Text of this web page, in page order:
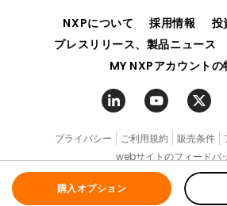
購入オプション
NXPについて 採用情報
投
プレスリリース、製品ニュース
MY NXPアカウントの
プライバシー ご利用規約 販売条件
webサイトのフィードバ
©2006-2026 NXP Semiconductors.